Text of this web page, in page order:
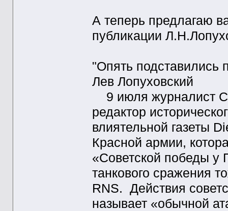
А теперь предлагаю
публикации
"Опять подставились
Лев Лопуховский
9 июля журналист
редактор
влиятельной газеты
Красной армии,
«Советской победы у
танкового сражения
RNS. Действия
называет «обычной